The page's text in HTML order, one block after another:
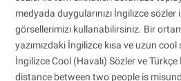
medyada duygularınızı İngilizce
görsellerimizi kullanabilirsiniz. Bir
yazımızdaki İngilizce kısa ve uzun
İngilizce Cool (Havalı) Sözler ve Türkçe
distance between two people is